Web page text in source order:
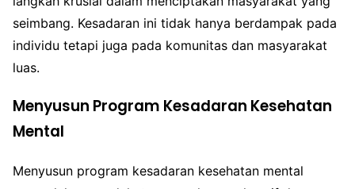
seimbang. Kesadaran ini tidak hanya berdampak pada
individu tetapi juga pada komunitas dan masyarakat
luas.
Menyusun Program Kesadaran Kesehatan
Mental
Menyusun program kesadaran kesehatan mental